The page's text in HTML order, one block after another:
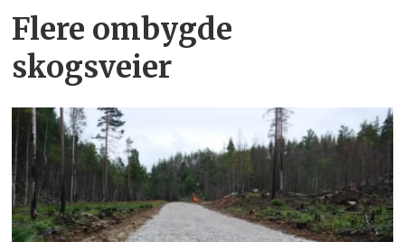
Flere ombygde
skogsveier